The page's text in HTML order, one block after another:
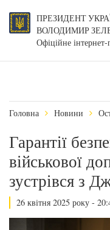
ПРЕЗИДЕНТ
ВОЛОДИМИР
Офіційне
Головна Новини
Гарантії
військової
зустрівся з
26 квітня 2025 року -